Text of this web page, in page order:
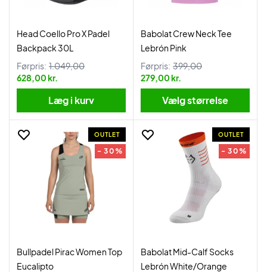
Head Coello Pro X Padel
Backpack 30L
Førpris: 1.049,00
628,00 kr.
Læg i kurv
Babolat Crew Neck Tee
Lebrón Pink
Førpris: 399,00
279,00 kr.
Vælg størrelse
OUTLET
- 30%
Bullpadel Pirac Women Top
Eucalipto
OUTLET
- 30%
Babolat Mid-Calf Socks
Lebrón White/Orange